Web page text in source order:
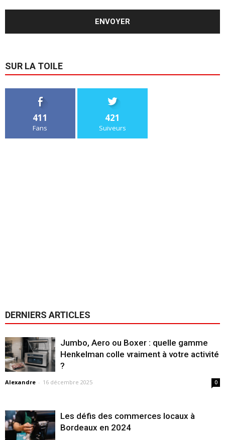
SUR LA TOILE
411
Fans
421
Suiveurs
DERNIERS ARTICLES
Jumbo, Aero ou Boxer : quelle gamme
Henkelman colle vraiment à votre activité
?
Alexandre - 16 décembre 2025 0
Les défis des commerces locaux à
Bordeaux en 2024